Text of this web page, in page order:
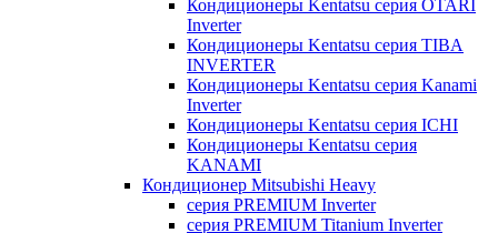
Кондиционеры Kentatsu серия OTARI
Inverter
Кондиционеры Kentatsu серия TIBA
INVERTER
Кондиционеры Kentatsu серия Kanami
Inverter
Кондиционеры Kentatsu серия ICHI
Кондиционеры Kentatsu серия
KANAMI
Кондиционер Mitsubishi Heavy
серия PREMIUM Inverter
серия PREMIUM Titanium Inverter